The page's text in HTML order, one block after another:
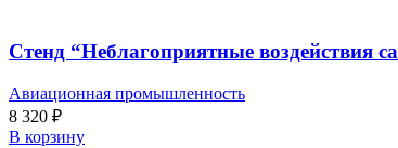
Стенд “Неблагоприятные воздействия
Авиационная промышленность
8 320 ₽
В корзину